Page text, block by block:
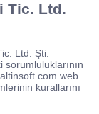
Tic. Ltd.
Ltd. Şti.
web
kurallarını